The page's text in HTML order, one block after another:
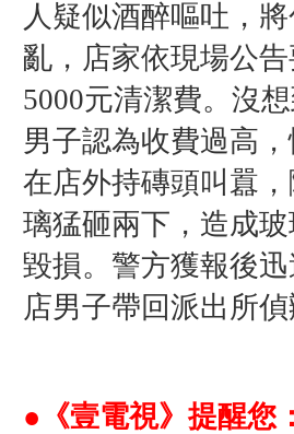
人疑似酒醉嘔吐，
亂，店家依現場公
5000元清潔費。沒
男子認為收費過高
在店外持磚頭叫囂
璃猛砸兩下，造成
毀損。 警方獲報後
店男子帶回派出所偵
●《壹電視》提醒您：